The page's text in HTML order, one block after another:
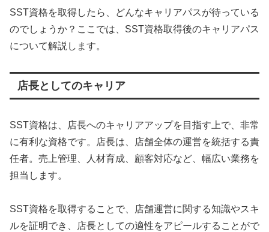
SST資格を取得したら、どんなキャリアパスが待っている
のでしょうか？ここでは、SST資格取得後のキャリアパス
について解説します。
店長としてのキャリア
SST資格は、店長へのキャリアアップを目指す上で、非常
に有利な資格です。店長は、店舗全体の運営を統括する責
任者。売上管理、人材育成、顧客対応など、幅広い業務を
担当します。
SST資格を取得することで、店舗運営に関する知識やスキ
ルを証明でき、店長としての適性をアピールすることがで